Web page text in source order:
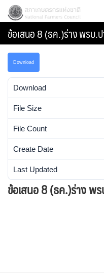
Skip
content
Search
สภาเกษตรกรแห่งชาติ
ข้อเสนอ 8 (ธค.)ร่าง พรบ.
Download
Download
File Size
File Count
Create Date
Last Updated
ข้อเสนอ 8 (ธค.)ร่าง พ